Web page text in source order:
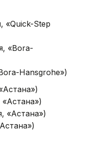
«Quick-Step
«Bora-
Hansgrohe»)
«Астана»)